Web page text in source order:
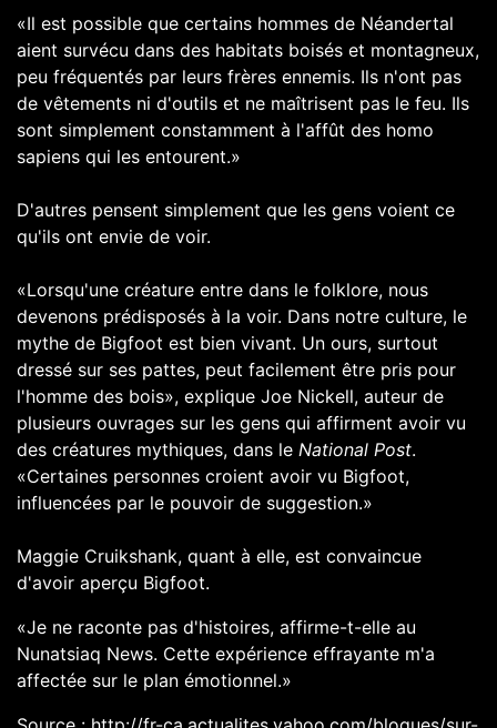
«Il est possible que certains hommes de Néandertal
aient survécu dans des habitats boisés et montagneux,
peu fréquentés par leurs frères ennemis. Ils n'ont pas
de vêtements ni d'outils et ne maîtrisent pas le feu. Ils
sont simplement constamment à l'affût des homo
sapiens qui les entourent.»
D'autres pensent simplement que les gens voient ce
qu'ils ont envie de voir.
«Lorsqu'une créature entre dans le folklore, nous
devenons prédisposés à la voir. Dans notre culture, le
mythe de Bigfoot est bien vivant. Un ours, surtout
dressé sur ses pattes, peut facilement être pris pour
l'homme des bois», explique Joe Nickell, auteur de
plusieurs ouvrages sur les gens qui affirment avoir vu
des créatures mythiques, dans le National Post.
«Certaines personnes croient avoir vu Bigfoot,
influencées par le pouvoir de suggestion.»
Maggie Cruikshank, quant à elle, est convaincue
d'avoir aperçu Bigfoot.
«Je ne raconte pas d'histoires, affirme-t-elle au
Nunatsiaq News. Cette expérience effrayante m'a
affectée sur le plan émotionnel.»